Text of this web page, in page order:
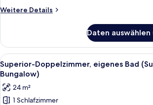
Weitere Details
Weitere
Doppelzimmer,
Gartenblick
(Standard
Bungalow)
Daten auswählen
Alle
Fotos
für
Superior-
Ein
12
Superior-Doppelzimmer, eigenes Bad
Bungalow)
24 m²
1 Schlafzimmer